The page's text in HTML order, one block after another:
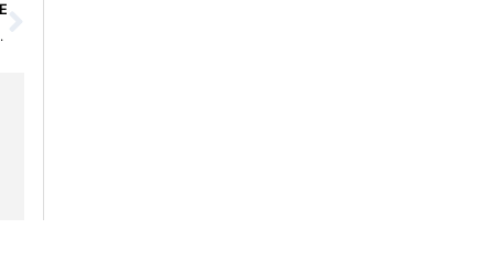
de los costes energéticos
Siguiente